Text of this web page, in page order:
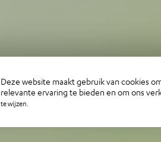
Deze website maakt gebruik van cookies
relevante ervaring te bieden en om ons
te wijzen.